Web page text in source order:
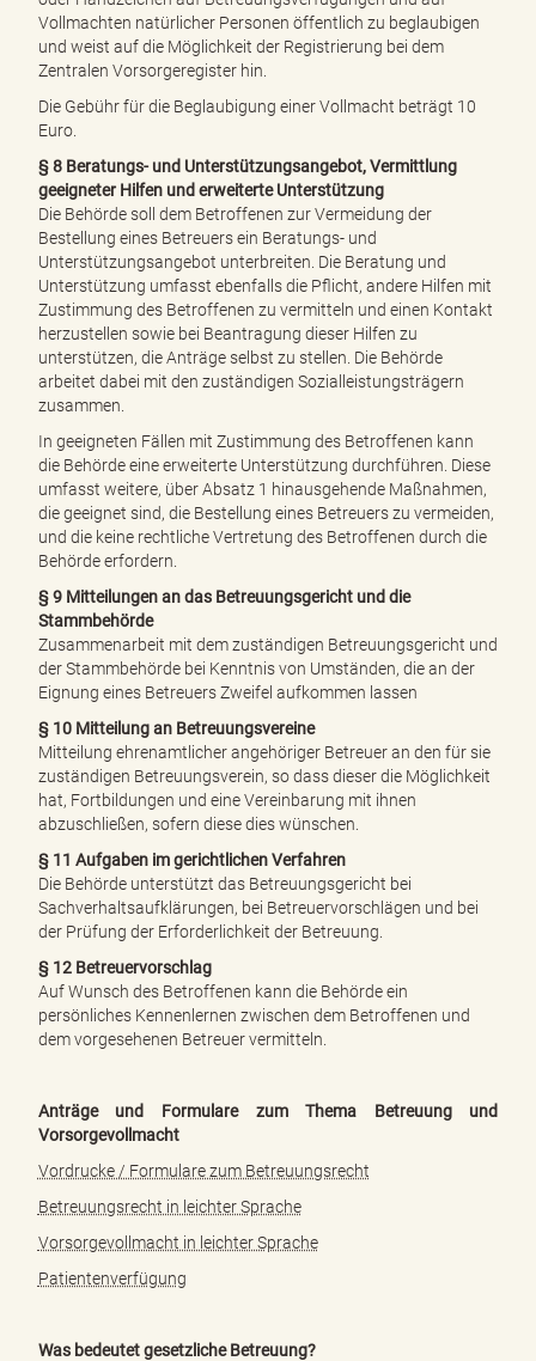
Vollmachten natürlicher Personen öffentlich zu beglaubigen
und weist auf die Möglichkeit der Registrierung bei dem
Zentralen Vorsorgeregister hin.
Die Gebühr für die Beglaubigung einer Vollmacht beträgt 10
Euro.
§ 8 Beratungs- und Unterstützungsangebot, Vermittlung
geeigneter Hilfen und erweiterte Unterstützung
Die Behörde soll dem Betroffenen zur Vermeidung der
Bestellung eines Betreuers ein Beratungs- und
Unterstützungsangebot unterbreiten. Die Beratung und
Unterstützung umfasst ebenfalls die Pflicht, andere Hilfen mit
Zustimmung des Betroffenen zu vermitteln und einen Kontakt
herzustellen sowie bei Beantragung dieser Hilfen zu
unterstützen, die Anträge selbst zu stellen. Die Behörde
arbeitet dabei mit den zuständigen Sozialleistungsträgern
zusammen.
In geeigneten Fällen mit Zustimmung des Betroffenen kann
die Behörde eine erweiterte Unterstützung durchführen. Diese
umfasst weitere, über Absatz 1 hinausgehende Maßnahmen,
die geeignet sind, die Bestellung eines Betreuers zu vermeiden,
und die keine rechtliche Vertretung des Betroffenen durch die
Behörde erfordern.
§ 9 Mitteilungen an das Betreuungsgericht und die
Stammbehörde
Zusammenarbeit mit dem zuständigen Betreuungsgericht und
der Stammbehörde bei Kenntnis von Umständen, die an der
Eignung eines Betreuers Zweifel aufkommen lassen
§ 10 Mitteilung an Betreuungsvereine
Mitteilung ehrenamtlicher angehöriger Betreuer an den für sie
zuständigen Betreuungsverein, so dass dieser die Möglichkeit
hat, Fortbildungen und eine Vereinbarung mit ihnen
abzuschließen, sofern diese dies wünschen.
§ 11 Aufgaben im gerichtlichen Verfahren
Die Behörde unterstützt das Betreuungsgericht bei
Sachverhaltsaufklärungen, bei Betreuervorschlägen und bei
der Prüfung der Erforderlichkeit der Betreuung.
§ 12 Betreuervorschlag
Auf Wunsch des Betroffenen kann die Behörde ein
persönliches Kennenlernen zwischen dem Betroffenen und
dem vorgesehenen Betreuer vermitteln.
Anträge und Formulare zum Thema Betreuung und
Vorsorgevollmacht
Vordrucke / Formulare zum Betreuungsrecht
Betreuungsrecht in leichter Sprache
Vorsorgevollmacht in leichter Sprache
Patientenverfügung
Was bedeutet gesetzliche Betreuung?